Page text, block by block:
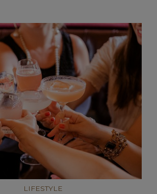
LIFESTYLE